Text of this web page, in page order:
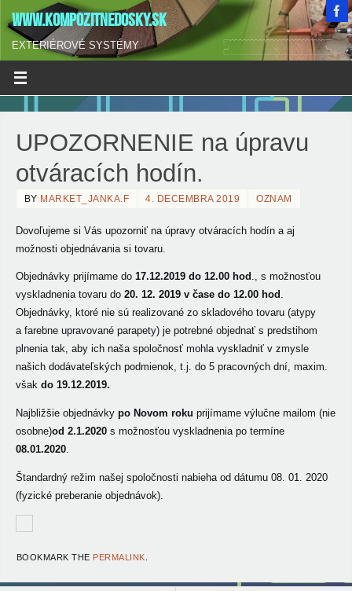
WWW.KOMPOZITNEDOSKY.SK
EXTERIÉROVÉ SYSTÉMY
UPOZORNENIE na úpravu
otváracích hodín.
BY MARKET_JANKA.F 4. DECEMBRA 2019 OZNAM
Dovoľujeme si Vás upozorniť na úpravy otváracích hodín a aj
možnosti objednávania si tovaru.
Objednávky prijímame do 17.12.2019 do 12.00 hod ., s možnosťou
vyskladnenia tovaru do 20. 12. 2019 v čase do 12.00 hod .
Objednávky, ktoré nie sú realizované zo skladového tovaru (atypy
a farebne upravované parapety) je potrebné objednať s predstihom
plnenia tak, aby ich naša spoločnosť mohla vyskladniť v zmysle
našich dodávateľských podmienok, t.j. do 5 pracovných dní, maxim.
však do 19.12.2019.
Najbližšie objednávky po Novom roku prijímame výlučne mailom (nie
osobne)od 2.1.2020s možnosťou vyskladnenia po termíne
08.01.2020.
Štandardný režim našej spoločnosti nabieha od dátumu 08. 01. 2020
(fyzické preberanie objednávok).
BOOKMARK THE PERMALINK